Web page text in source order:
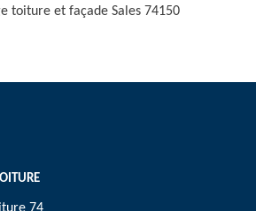
toiture et façade Sales 74150